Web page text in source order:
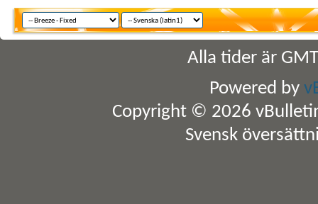
Alla tider är
Powered by
Copyright © 2026
Svensk